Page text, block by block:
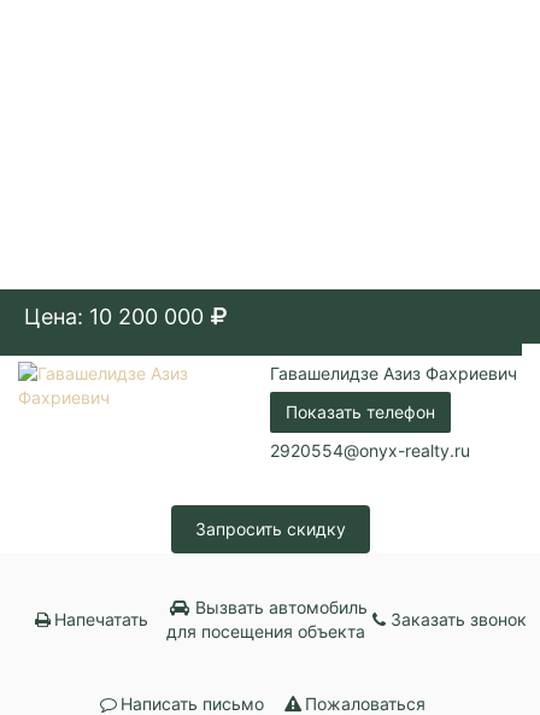
Цена: 10 200 000
Гавашелидзе Азиз Фахриевич
Показать телефон
2920554@onyx-realty.ru
Запросить скидку
Напечатать
Вызвать автомобиль
для посещения объекта
Заказать звонок
Написать письмо Пожаловаться